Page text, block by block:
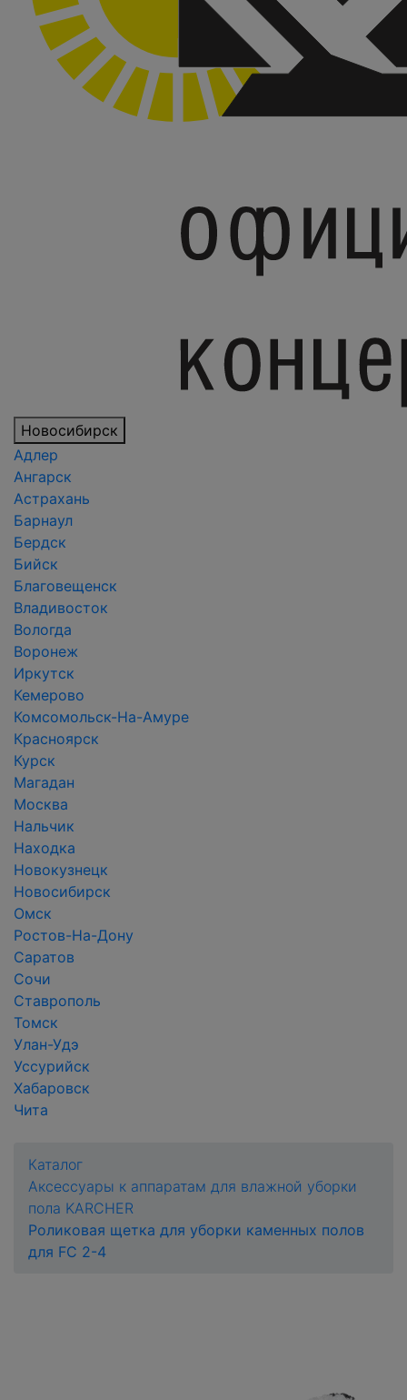
Новосибирск
Адлер
Ангарск
Астрахань
Барнаул
Бердск
Бийск
Благовещенск
Владивосток
Вологда
Воронеж
Иркутск
Кемерово
Комсомольск-На-Амуре
Красноярск
Курск
Магадан
Москва
Нальчик
Находка
Новокузнецк
Новосибирск
Омск
Ростов-На-Дону
Саратов
Сочи
Ставрополь
Томск
Улан-Удэ
Уссурийск
Хабаровск
Чита
Каталог
Аксессуары к аппаратам для влажной уборки
пола KARCHER
Роликовая щетка для уборки каменных полов
для FC 2-4